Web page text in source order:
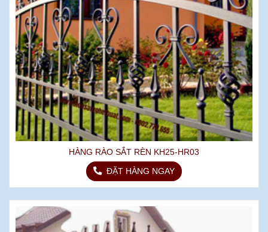
HÀNG RÀO SẮT RÈN KH25-HR03
ĐẶT HÀNG NGAY